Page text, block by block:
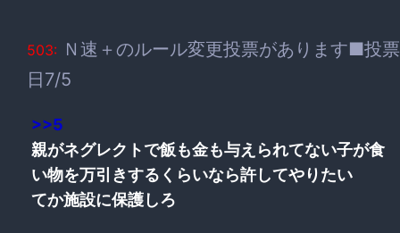
503: Ｎ速＋のルール変更投票があります■投票
日7/5
>>5
親がネグレクトで飯も金も与えられてない子が食
い物を万引きするくらいなら許してやりたい
てか施設に保護しろ